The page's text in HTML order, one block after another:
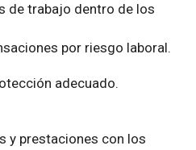
de trabajo dentro de los
por riesgo laboral.
adecuado.
y prestaciones con los